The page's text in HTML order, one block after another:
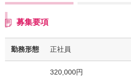
募集要項
勤務形態 正社員
320,000円